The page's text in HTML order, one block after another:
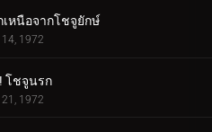
เหนือจากโชจูยักษ์
14, 1972
โชจูนรก
21, 1972